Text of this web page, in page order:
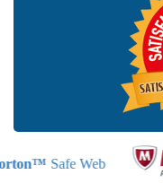
Safe Web